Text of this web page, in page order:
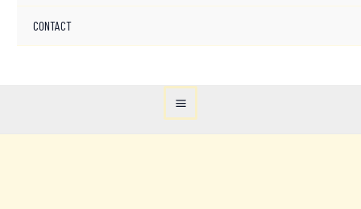
CONTACT